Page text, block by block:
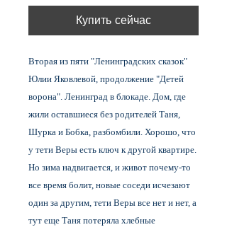
Купить сейчас
Вторая из пяти "Ленинградских сказок"
Юлии Яковлевой, продолжение "Детей
ворона". Ленинград в блокаде. Дом, где
жили оставшиеся без родителей Таня,
Шурка и Бобка, разбомбили. Хорошо, что
у тети Веры есть ключ к другой квартире.
Но зима надвигается, и живот почему-то
все время болит, новые соседи исчезают
один за другим, тети Веры все нет и нет, а
тут еще Таня потеряла хлебные